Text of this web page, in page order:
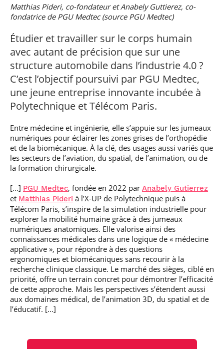
S’engager à Télécom
Paris
responsable : nos
élèves impliqués
Parcours Numérique
Responsable
Enquête 1er emploi
Corps des Mines
Parcours Talents : un
donnant accès aux
Corps techniques de
l’État
Artificielle en
alternance
(admissions closes)
Expert
cybersécurité des
réseaux et des
systèmes
d’information
Intelligence
Artificielle – Expert
Data & MLops
Intelligence
Artificielle
multimodale et
autonome
Je suis élève en
situation de
handicap, comment
Vous êtes admis,
préparez votre
arrivée
Financement
Entreprises &
solutions Mastère
Brochures &
contacts
Événements des
professionnel
• Journaliste
• Diplômé
• Créateur d’entreprise
Matthias Pideri, co-fondateur et Anabely Guttierez, co-
fondatrice de PGU Medtec (source PGU Medtec)
Étudier et travailler sur le corps humain
avec autant de précision que sur une
structure automobile dans l’industrie 4.0 ?
C’est l’objectif poursuivi par PGU Medtec,
une jeune entreprise innovante incubée à
Polytechnique et Télécom Paris.
Entre médecine et ingénierie, elle s’appuie sur les jumeaux
numériques pour éclairer les zones grises de l’orthopédie
et de la biomécanique. À la clé, des usages aussi variés que
les secteurs de l’aviation, du spatial, de l’animation, ou de
la formation chirurgicale.
[…] PGU Medtec, fondée en 2022 par Anabely Gutierrez
et Matthias Pideri à l’X-UP de Polytechnique puis à
Télécom Paris, s’inspire de la simulation industrielle pour
explorer la mobilité humaine grâce à des jumeaux
numériques anatomiques. Elle valorise ainsi des
connaissances médicales dans une logique de « médecine
applicative », pour répondre à des questions
ergonomiques et biomécaniques sans recourir à la
recherche clinique classique. Le marché des sièges, ciblé en
priorité, offre un terrain concret pour démontrer l’efficacité
de cette approche. Mais les perspectives s’étendent aussi
aux domaines médical, de l’animation 3D, du spatial et de
l’éducatif. […]